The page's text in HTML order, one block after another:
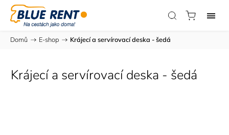
Domů / E-shop / Krájecí a servírovací deska - šedá
Krájecí a servírovací deska - šedá